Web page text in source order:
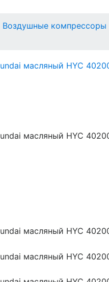
Воздушные компрессоры